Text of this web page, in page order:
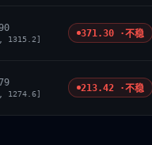
1315.2]
371.30 ·不稳
1274.6]
213.42 ·不稳